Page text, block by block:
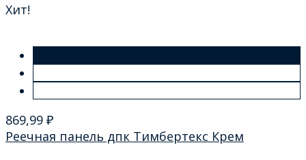
Хит!
869,99 ₽
Реечная панель дпк Тимбертекс Крем